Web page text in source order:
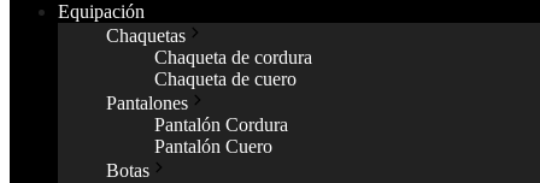
Equipación
Chaquetas
Chaqueta de cordura
Chaqueta de cuero
Pantalones
Pantalón Cordura
Pantalón Cuero
Botas